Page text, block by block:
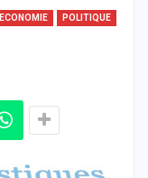
ECONOMIE POLITIQUE